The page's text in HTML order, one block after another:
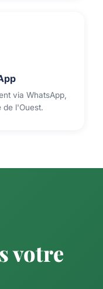
via WhatsApp,
de l'Ouest.
votre